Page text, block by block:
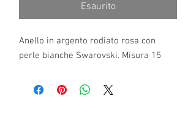
Esaurito
Anello in argento rodiato rosa con
perle bianche Swarovski. Misura 15